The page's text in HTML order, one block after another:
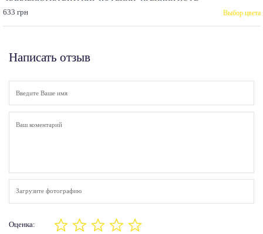
633 грн
Выбор цвета
Написать отзыв
Загрузите фотографию
Оценка: